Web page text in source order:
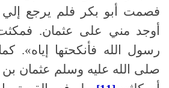
فصمت أبو بكر فلم يرجع إلي
أوجد مني على عثمان.
رسول الله فأنكحتها إياه».
صلى الله عليه وسلم عثمان بن